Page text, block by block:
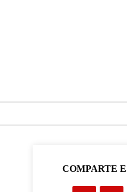
COMPARTE